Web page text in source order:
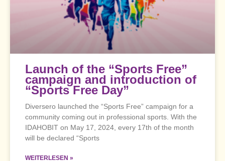
Launch of the “Sports Free”
campaign and introduction of
“Sports Free Day”
Diversero launched the “Sports Free” campaign for a
community coming out in professional sports. With the
IDAHOBIT on May 17, 2024, every 17th of the month
will be declared “Sports
WEITERLESEN »